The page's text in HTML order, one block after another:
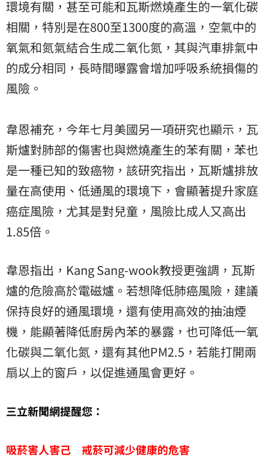
環境有關，甚至可能和瓦斯燃燒產生的一氧化碳
相關，特別是在800至1300度的高溫，空氣中的
氧氣和氮氣結合生成二氧化氮，其與汽車排氣中
的成分相同，長時間曝露會增加呼吸系統損傷的
風險。
韋恩補充，今年七月美國另一項研究也顯示，瓦
斯爐對肺部的傷害也與燃燒產生的苯有關，苯也
是一種已知的致癌物，該研究指出，瓦斯爐排放
量在高使用、低通風的環境下，會顯著提升家庭
癌症風險，尤其是對兒童，風險比成人又高出
1.85倍。
韋恩指出，Kang Sang-wook教授更強調，瓦斯
爐的危險高於電磁爐。若想降低肺癌風險，建議
保持良好的通風環境，還有使用高效的抽油煙
機，能顯著降低廚房內苯的暴露，也可降低一氧
化碳與二氧化氮，還有其他PM2.5，若能打開兩
扇以上的窗戶，以促進通風會更好。
三立新聞網提醒您：
吸菸害人害己 戒菸可減少健康的危害